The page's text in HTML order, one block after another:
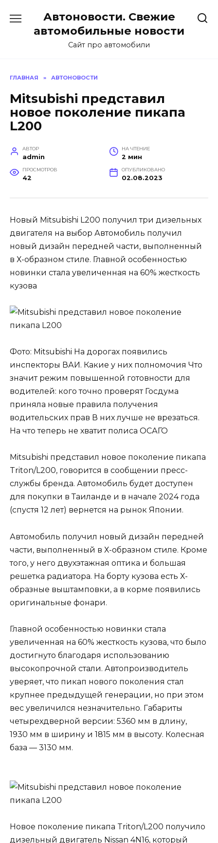
содержанию
Автоновости. Свежие
автомобильные новости
Сайт про автомобили
ГЛАВНАЯ » АВТОНОВОСТИ
Mitsubishi представил
новое поколение пикапа
L200
АВТОР
admin
НА ЧТЕНИЕ
2 мин
ПРОСМОТРОВ
42
ОПУБЛИКОВАНО
02.08.2023
Новый Mitsubishi L200 получил три дизельных
двигателя на выбор Автомобиль получил
новый дизайн передней части, выполненный
в Х-образном стиле. Главной особенностью
новинки стала увеличенная на 60% жесткость
кузова
Фото: Mitsubishi На дорогах появились
инспекторы ВАИ. Какие у них полномочия Что
значит режим повышенной готовности для
водителей: кого точно проверят Госдума
приняла новые правила получения
водительских прав В них лучше не врезаться.
На что теперь не хватит полиса ОСАГО
Mitsubishi представил новое поколение пикапа
Triton/L200, говорится в сообщении пресс-
службы бренда. Автомобиль будет доступен
для покупки в Таиланде и в начале 2024 года
(спустя 12 лет) вернется на рынок Японии.
Автомобиль получил новый дизайн передней
части, выполненный в Х-образном стиле. Кроме
того, у него двухэтажная оптика и большая
решетка радиатора. На борту кузова есть Х-
образные выштамповки, а в корме появились
оригинальные фонари.
Главной особенностью новинки стала
увеличенная на 60% жесткость кузова, что было
достигнуто благодаря использованию
высокопрочной стали. Автопроизводитель
уверяет, что пикап нового поколения стал
крупнее предыдущей генерации, но при этом
вес увеличился незначительно. Габариты
четырехдверной версии: 5360 мм в длину,
1930 мм в ширину и 1815 мм в высоту. Колесная
база — 3130 мм.
Новое поколение пикапа Triton/L200 получило
дизельный двигатель Nissan 4N16, который